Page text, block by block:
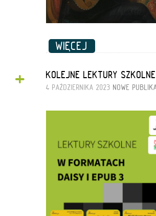
WIĘCEJ
+ KOLEJNE LEKTURY
4 PAŹDZIERNIKA 2023 NOWE